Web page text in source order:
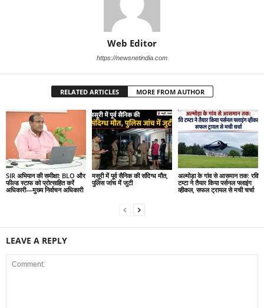
Web Editor
https://newsnetindia.com
RELATED ARTICLES MORE FROM AUTHOR
SIR अभियान की समीक्षा: BLO और
फील्ड स्टाफ को प्रोत्साहित करें
अधिकारी—मुख्य निर्वाचन अधिकारी
मसूरी में पूर्व सैनिक की संदिग्ध मौत,
पुलिस जांच में जुटी
अल्मोड़ा के गांव से आसमान तक: रवि
टम्टा ने तैयार किया पर्सनल फ्लाइंग
व्हीकल, सफल ट्रायल से मची चर्चा
LEAVE A REPLY